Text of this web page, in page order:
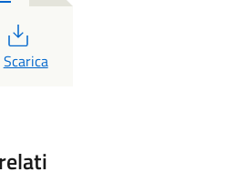
PDF
Scarica